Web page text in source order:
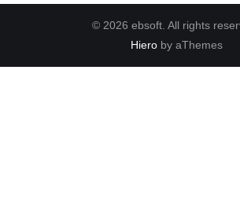
© 2026 ebsoft. All rights
Hieroby aThemes